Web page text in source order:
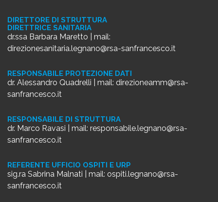
DIRETTORE DI STRUTTURA
DIRETTRICE SANITARIA
dr.ssa Barbara Maretto | mail:
direzionesanitaria.legnano@rsa-sanfrancesco.it
RESPONSABILE PROTEZIONE DATI
dr. Alessandro Quadrelli | mail: direzioneamm@rsa-
sanfrancesco.it
RESPONSABILE DI STRUTTURA
dr. Marco Ravasi | mail: responsabile.legnano@rsa-
sanfrancesco.it
REFERENTE UFFICIO OSPITI E URP
sig.ra Sabrina Malnati | mail: ospiti.legnano@rsa-
sanfrancesco.it